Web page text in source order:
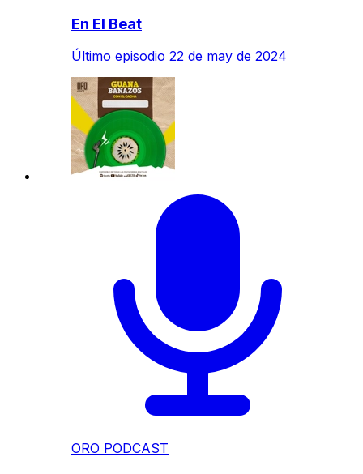
En El Beat
Último episodio 22 de may de 2024
ORO PODCAST